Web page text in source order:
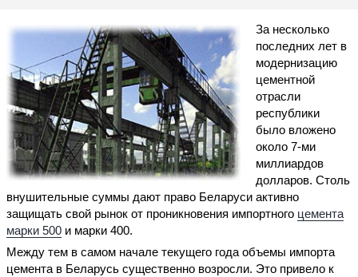
За несколько
последних лет в
модернизацию
цементной
отрасли
республики
было вложено
около 7-ми
миллиардов
долларов. Столь
внушительные суммы дают право Беларуси активно
защищать свой рынок от проникновения импортного цемента
марки 500 и марки 400.
Между тем в самом начале текущего года объемы импорта
цемента в Беларусь существенно возросли. Это привело к